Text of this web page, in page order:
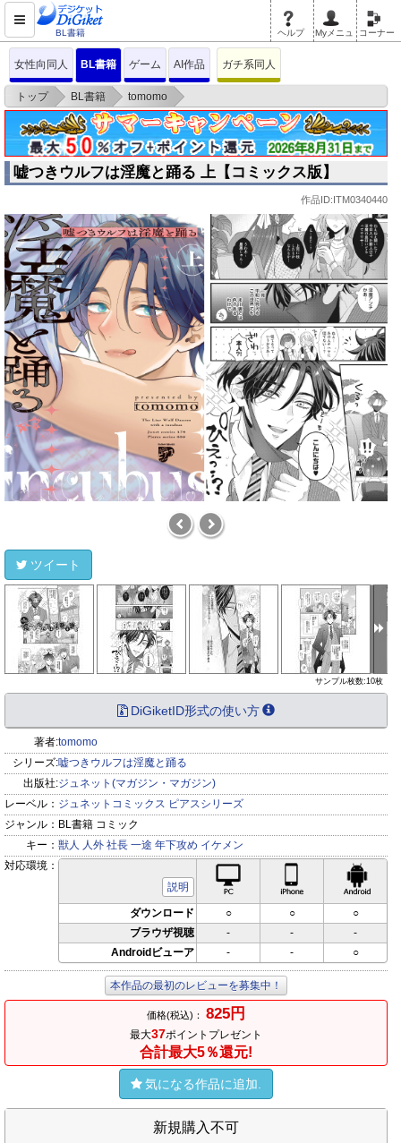
BL書籍 ヘルプ Myメニュ コーナー
女性向同人 BL書籍 ゲーム AI作品 ガチ系同人
トップ > BL書籍 > tomomo
>
嘘つきウルフは淫魔と踊る 上【コミックス版】
嘘つきウルフは淫魔と踊る 上【コミックス版】
作品ID:ITM0340440
ツイート
サンプル枚数:10枚
DiGiketID形式の使い方
著者:tomomo
シリーズ:嘘つきウルフは淫魔と踊る
出版社:ジュネット(マガジン・マガジン)
レーベル： ジュネットコミックス ピアスシリーズ
ジャンル： BL書籍 コミック
キー： 獣人 人外 社長 一途 年下攻め イケメン
対応環境：
説明
iPhone対応
ダウンロード ○ ○
○
ブラウザ視聴
- -
-
Androidビューア
- - ○
本作品の最初のレビューを募集中！
価格(税込)： 825円
最大37ポイントプレゼント
合計最大5％還元!
気になる作品に追加.
新規購入不可